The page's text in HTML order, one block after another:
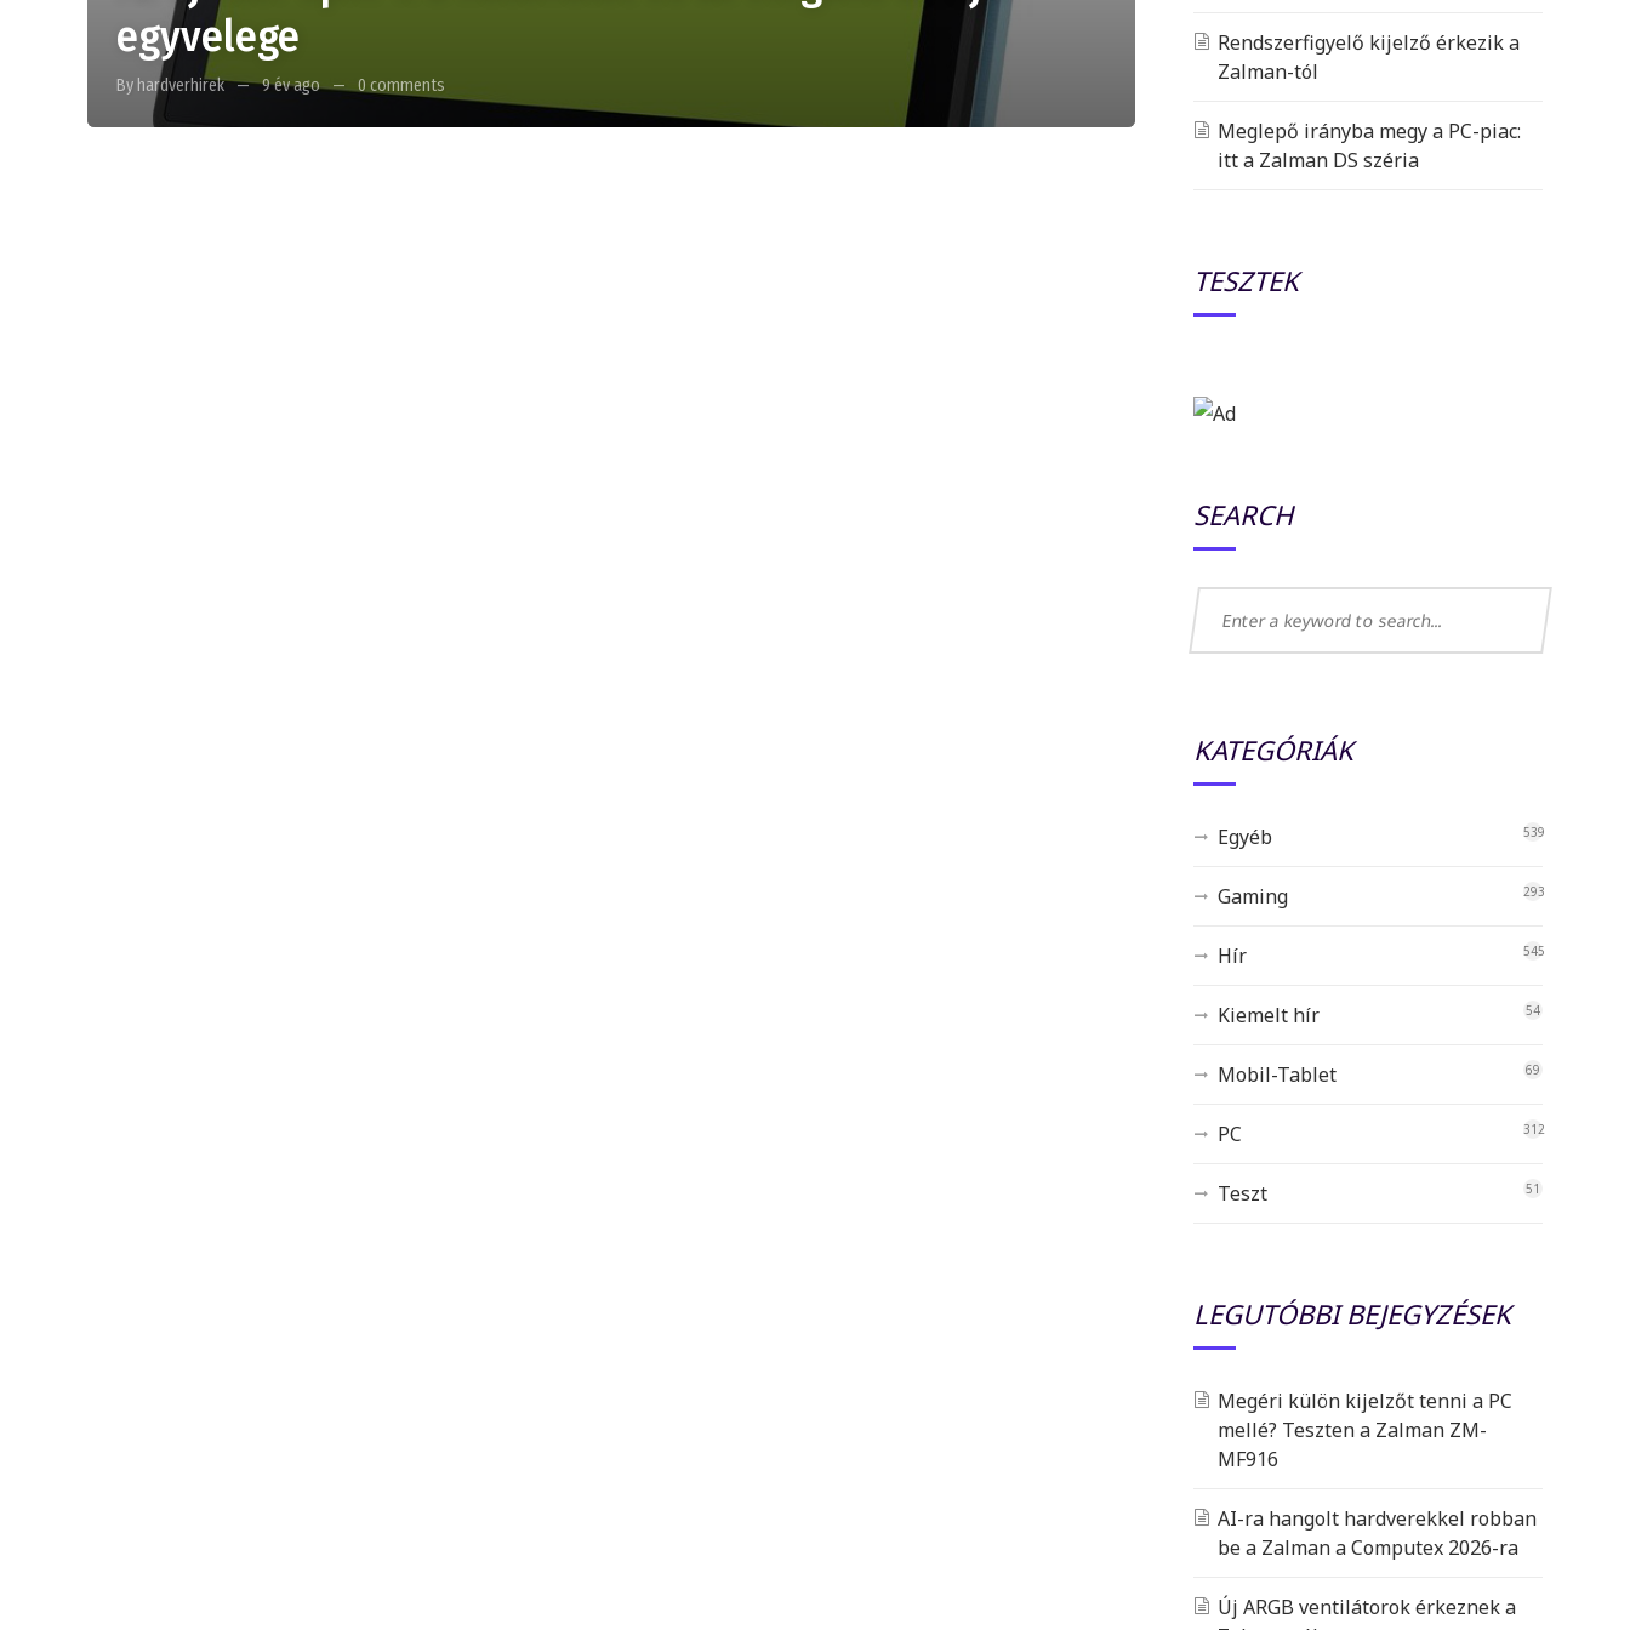
egyvelege
By hardverhirek 9 év ago 0 comments
Rendszerfigyelő kijelző érkezik a
Zalman-tól
Meglepő irányba megy a PC-piac:
itt a Zalman DS széria
TESZTEK
SEARCH
KATEGÓRIÁK
Egyéb 539
Gaming 293
Hír 545
Kiemelt hír 54
Mobil-Tablet 69
PC 312
Teszt 51
LEGUTÓBBI BEJEGYZÉSEK
Megéri külön kijelzőt tenni a PC
mellé? Teszten a Zalman ZM-
MF916
AI-ra hangolt hardverekkel robban
be a Zalman a Computex 2026-ra
Új ARGB ventilátorok érkeznek a